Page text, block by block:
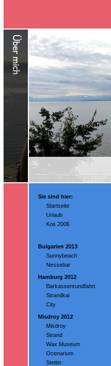
Sie sind hier:
Startseite
Urlaub
Kos 2006
Bulgarien 2013
Sunnybeach
Nessebar
Hamburg 2012
Barkassenrundfahrt
Strandkai
City
Misdroy 2012
Misdroy
Strand
Wax Museum
Ocenarium
Stettin